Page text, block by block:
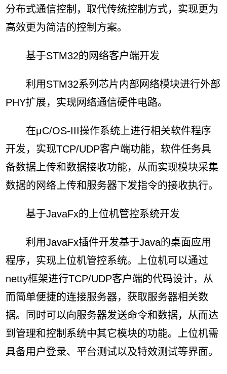
分布式通信控制，取代传统控制方式，实现更为
高效更为简洁的控制方案。
基于STM32的网络客户端开发
利用STM32系列芯片内部网络模块进行外部
PHY扩展，实现网络通信硬件电路。
在μC/OS-III操作系统上进行相关软件程序
开发，实现TCP/UDP客户端功能，软件任务具
备数据上传和数据接收功能，从而实现模块采集
数据的网络上传和服务器下发指令的接收执行。
基于JavaFx的上位机管控系统开发
利用JavaFx插件开发基于Java的桌面应用
程序，实现上位机管控系统。上位机可以通过
netty框架进行TCP/UDP客户端的代码设计，从
而简单便捷的连接服务器，获取服务器相关数
据。同时可以向服务器发送命令和数据，从而达
到管理和控制系统中其它模块的功能。上位机需
具备用户登录、平台测试以及特效测试等界面。